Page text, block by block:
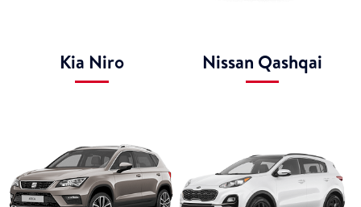
Kia Niro Nissan Qashqai